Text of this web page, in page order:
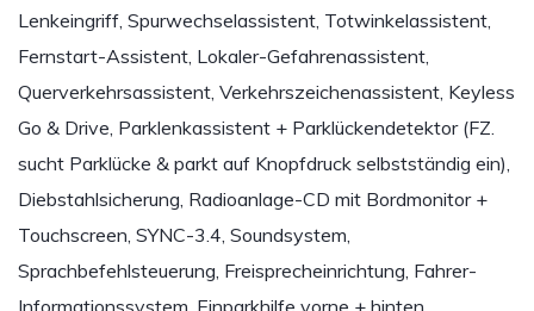
Lenkeingriff, Spurwechselassistent, Totwinkelassistent,
Fernstart-Assistent, Lokaler-Gefahrenassistent,
Querverkehrsassistent, Verkehrszeichenassistent, Keyless
Go & Drive, Parklenkassistent + Parklückendetektor (FZ.
sucht Parklücke & parkt auf Knopfdruck selbstständig ein),
Diebstahlsicherung, Radioanlage-CD mit Bordmonitor +
Touchscreen, SYNC-3.4, Soundsystem,
Sprachbefehlsteuerung, Freisprecheinrichtung, Fahrer-
Informationssystem, Einparkhilfe vorne + hinten,